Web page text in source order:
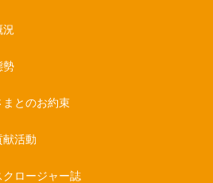
勢
まとのお約束
献活動
クロージャー誌